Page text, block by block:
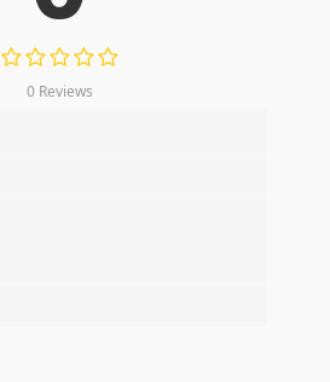
0 Reviews